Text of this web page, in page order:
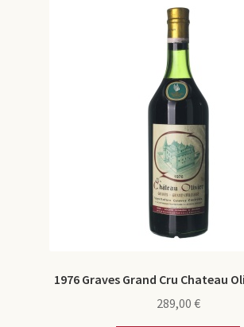
1976 Graves Grand Cru Chateau
289,00 €